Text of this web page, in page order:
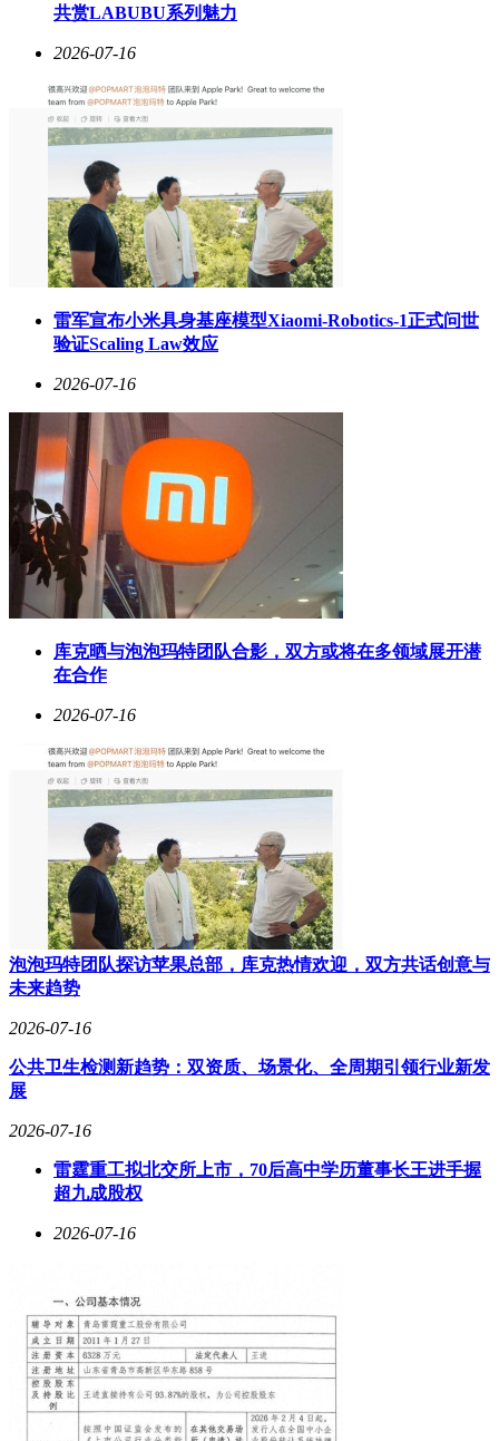
共赏LABUBU系列魅力
2026-07-16
雷军宣布小米具身基座模型Xiaomi-Robotics-1正式问世
验证Scaling Law效应
2026-07-16
库克晒与泡泡玛特团队合影，双方或将在多领域展开潜
在合作
2026-07-16
泡泡玛特团队探访苹果总部，库克热情欢迎，双方共话创意与
未来趋势
2026-07-16
公共卫生检测新趋势：双资质、场景化、全周期引领行业新发
展
2026-07-16
雷霆重工拟北交所上市，70后高中学历董事长王进手握
超九成股权
2026-07-16